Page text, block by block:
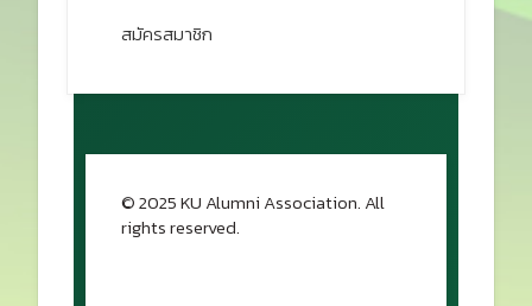
สมัครสมาชิก
© 2025 KU Alumni Association. All
rights reserved.